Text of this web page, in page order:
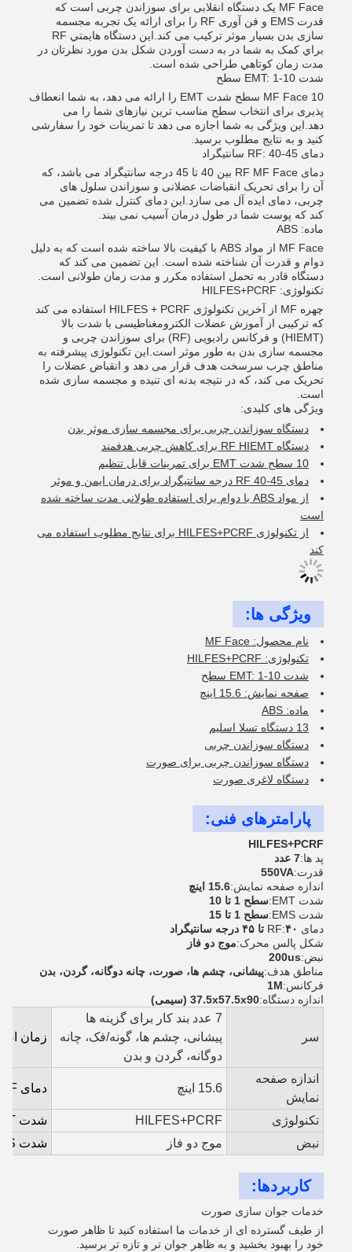
MF Face یک دستگاه انقلابی برای سوزاندن چربی است که
قدرت EMS و فن آوری RF را برای ارائه یک تجربه مجسمه
سازی بدن بسیار موثر ترکیب می کند.اين دستگاه هايمتي RF
براي کمک به شما در به دست آوردن شکل بدن مورد نظرتان در
مدت زمان کوتاهي طراحی شده است.
شدت EMT: 1-10 سطح
MF Face 10 سطح شدت EMT را ارائه می دهد، به شما انعطاف
پذیری برای انتخاب سطح مناسب ترین نیازهای شما را می
دهد.این ویژگی به شما اجازه می دهد تا تمرینات خود را سفارشی
کنید و به نتایج مطلوب برسید.
دمای RF: 40-45 سانتیگراد
دمای RF MF Face بین 40 تا 45 درجه سانتیگراد می باشد، که
آن را برای تحریک انقباضات عضلانی و سوزاندن سلول های
چربی، دمای ایده آل می سازد.این دمای کنترل شده تضمین می
کند که پوست شما در طول درمان آسیب نمی بیند.
ماده: ABS
MF Face از مواد ABS با کیفیت بالا ساخته شده است که به دلیل
دوام و قدرت آن شناخته شده است. این تضمین می کند که
دستگاه قادر به تحمل استفاده مکرر و مدت زمان طولانی است.
تکنولوژی: HILFES+PCRF
چهره MF از آخرین تکنولوژی HILFES + PCRF استفاده می کند
که ترکیبی از آموزش عضلات الکترومغناطیسی با شدت بالا
(HIEMT) و فرکانس رادیویی (RF) برای سوزاندن چربی و
مجسمه سازی بدن به طور موثر است.این تکنولوژی پیشرفته به
مناطق چرب سرسخت هدف قرار می دهد و انقباض عضلات را
تحریک می کند، که در نتیجه بدنه ای تنیده و مجسمه سازی شده
است.
ویژگی های کلیدی:
دستگاه سوزاندن چربی برای مجسمه سازی موثر بدن
دستگاه RF HIEMT برای کاهش چربی هدفمند
10 سطح شدت EMT برای تمرینات قابل تنظیم
دمای RF 40-45 درجه سانتیگراد برای درمان ایمن و موثر
از مواد ABS با دوام برای استفاده طولانی مدت ساخته شده
است
از تکنولوژی HILFES+PCRF برای نتایج مطلوب استفاده می
کند
ویژگی ها:
نام محصول: MF Face
تکنولوژی: HILFES+PCRF
شدت EMT: 1-10 سطح
صفحه نمایش: 15.6 اینچ
ماده: ABS
13 دستگاه تسلا اسلیم
دستگاه سوزاندن چربی
دستگاه سوزاندن چربی برای صورت
دستگاه لاغری صورت
پارامترهای فنی:
HILFES+PCRF
پد ها:7 عدد
قدرت:550VA
اندازه صفحه نمایش:15.6 اينچ
شدت EMT:
سطح 1 تا 10
شدت EMS:
سطح 1 تا 15
دمای RF: ۴۰ تا ۴۵ درجه سانتیگراد
شکل پالس محرک:موج دو فاز
نبض:200us
مناطق هدف:پیشانی، چشم ها، صورت، چانه دوگانه، گردن، بدن
فرکانس:1M
اندازه دستگاه:37.5x57.5x90 (سیمی)
سر
7 عدد بند کار برای گزینه ها
پیشانی، چشم ها، گونه/فک، چانه
دوگانه، گردن و بدن
زمان
اندازه صفحه
نمایش
15.6 اینچ دمای RF
تکنولوژی HILFES+PCRF
شدت EMT
نبض
موج دو فاز شدت EMS
کاربردها:
خدمات جوان سازی صورت
از طیف گسترده ای از خدمات ما استفاده کنید تا ظاهر صورت
خود را بهبود بخشید و به ظاهر جوان تر و تازه تر برسید.